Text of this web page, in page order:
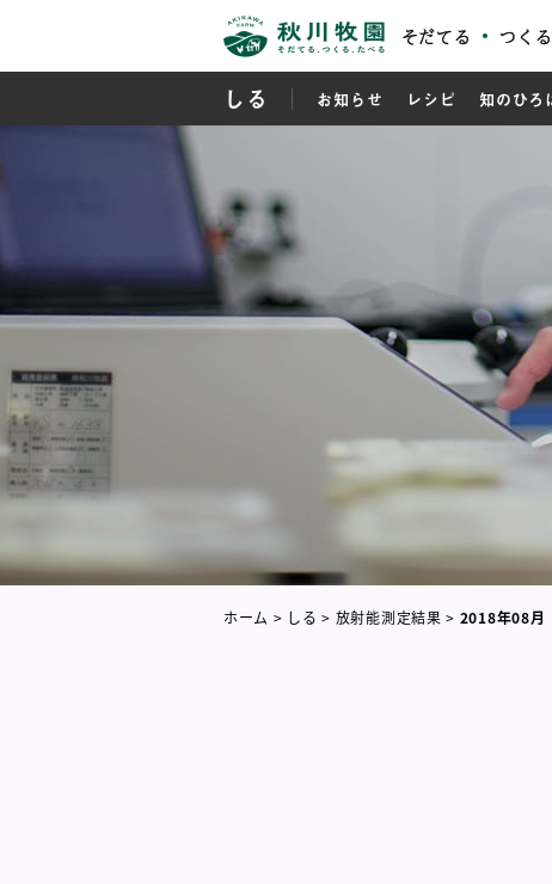
そだてる つくる
しる お知らせ レシピ 知のひろ
ホーム > しる > 放射能測定結果 > 2018年08月